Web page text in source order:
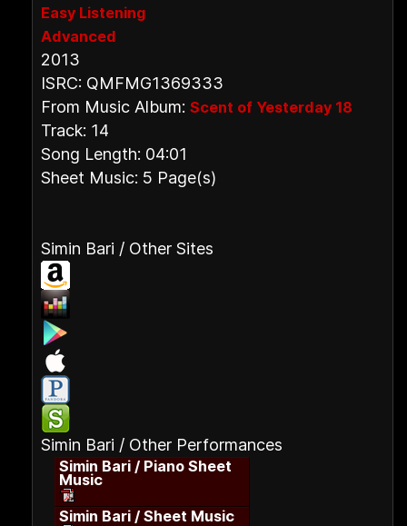
Easy Listening
Advanced
2013
ISRC: QMFMG1369333
From Music Album: Scent of Yesterday 18
Track: 14
Song Length: 04:01
Sheet Music: 5 Page(s)
Simin Bari / Other Sites
Simin Bari / Other Performances
Simin Bari / Piano Sheet
Music
Simin Bari / Sheet Music